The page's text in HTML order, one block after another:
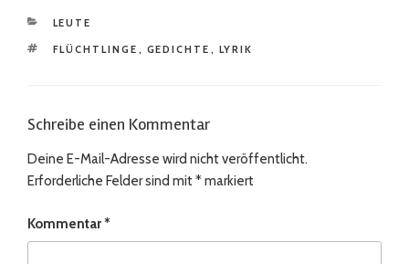
KATEGORIEN
LEUTE
SCHLAGWÖRTER
FLÜCHTLINGE , GEDICHTE , LYRIK
Schreibe einen Kommentar
Deine E-Mail-Adresse wird nicht veröffentlicht.
Erforderliche Felder sind mit*markiert
Kommentar*